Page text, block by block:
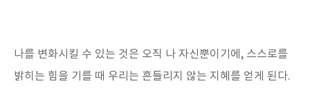
나를 변화시킬 수 있는 것은 오직 나 자신뿐이기에, 스스로를
밝히는 힘을 기를 때 우리는 흔들리지 않는 지혜를 얻게 된다.